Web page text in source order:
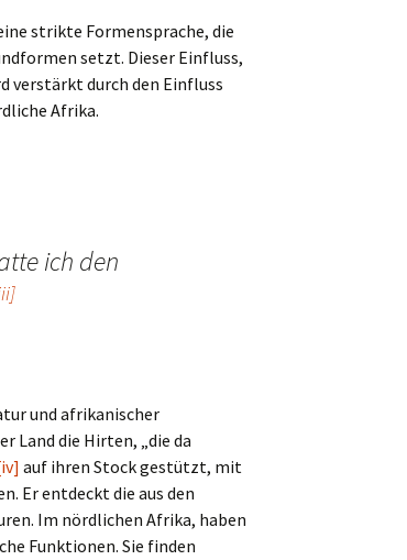
strikte Formensprache, die
setzt. Dieser Einfluss,
verstärkt durch den Einfluss
Afrika.
ich den
und afrikanischer
Land die Hirten, „die da
auf ihren Stock gestützt, mit
Er entdeckt die aus den
Im nördlichen Afrika, haben
Funktionen. Sie finden